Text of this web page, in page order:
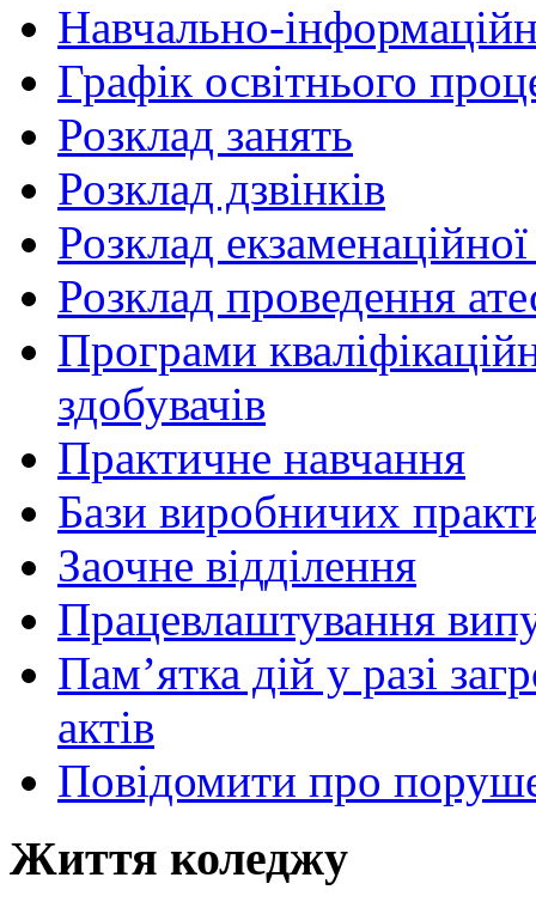
Навчально-
Графік освітнього
Розклад занять
Розклад дзвінків
Розклад екзаменаційної
Розклад проведення
Програми
здобувачів
Практичне навчання
Бази виробничих
Заочне відділення
Працевлаштування
Пам’ятка дій у разі
актів
Повідомити про
Життя коледжу